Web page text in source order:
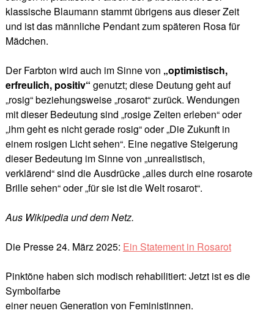
klassische Blaumann stammt übrigens aus dieser Zeit
und ist das männliche Pendant zum späteren Rosa für
Mädchen.
Der Farbton wird auch im Sinne von „optimistisch,
erfreulich, positiv“ genutzt; diese Deutung geht auf
„rosig“ beziehungsweise „rosarot“ zurück. Wendungen
mit dieser Bedeutung sind „rosige Zeiten erleben“ oder
„ihm geht es nicht gerade rosig“ oder „Die Zukunft in
einem rosigen Licht sehen“. Eine negative Steigerung
dieser Bedeutung im Sinne von „unrealistisch,
verklärend“ sind die Ausdrücke „alles durch eine rosarote
Brille sehen“ oder „für sie ist die Welt rosarot“.
Aus Wikipedia und dem Netz.
Die Presse 24. März 2025: Ein Statement in Rosarot
Pinktöne haben sich modisch rehabilitiert: Jetzt ist es die
Symbolfarbe
einer neuen Generation von Feministinnen.